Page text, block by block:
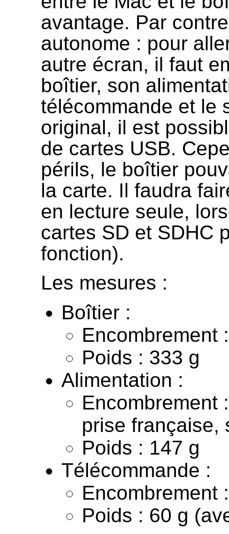
avantage. Par
autonome : pour
autre écran, il faut
boîtier, son
télécommande et le
original, il est
de cartes USB.
périls, le boîtier
la carte. Il faudra
en lecture seule,
cartes SD et SDHC
fonction).
Les mesures :
Boîtier :
Encombrement
Poids : 333 g
Alimentation :
Encombrement
prise française,
Poids : 147 g
Télécommande :
Encombrement
Poids : 60 g